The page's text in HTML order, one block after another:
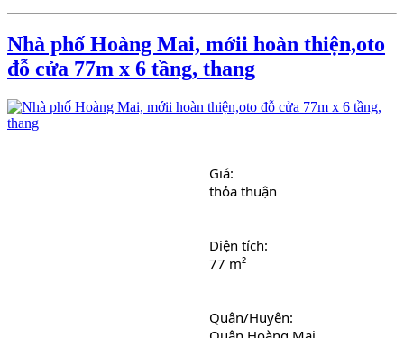
Nhà phố Hoàng Mai, mớii hoàn thiện,oto
đỗ cửa 77m x 6 tầng, thang
Giá:
thỏa thuận
Diện tích:
77 m²
Quận/Huyện: